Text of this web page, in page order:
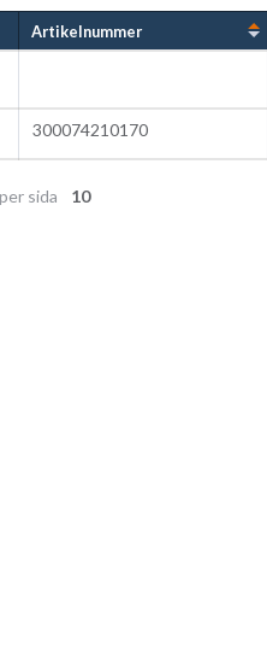
Artikelnummer
300074210170
sida 10